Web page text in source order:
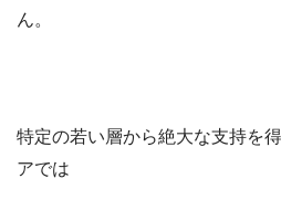
ん。
特定の若い層から絶大な支持を
アでは